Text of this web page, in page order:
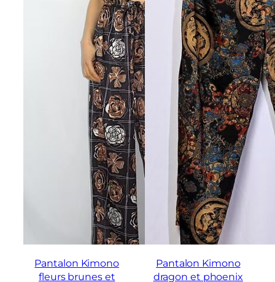
Pantalon Kimono
fleurs brunes et
Pantalon Kimono
dragon et phoenix